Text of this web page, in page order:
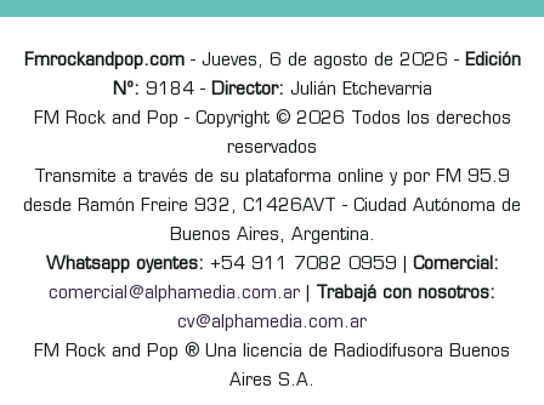
Fmrockandpop.com- Jueves, 6 de agosto de 2026 - Edición
Nº: 9184 - Director: Julián Etchevarria
FM Rock and Pop - Copyright © 2026 Todos los derechos
reservados
Transmite a través de su plataforma online y por FM 95.9
desde Ramón Freire 932, C1426AVT - Ciudad Autónoma de
Buenos Aires, Argentina.
Whatsapp oyentes: +54 911 7082 0959 | Comercial:
comercial@alphamedia.com.ar
Trabajá con nosotros:
cv@alphamedia.com.ar
FM Rock and Pop ® Una licencia de Radiodifusora Buenos
Aires S.A.